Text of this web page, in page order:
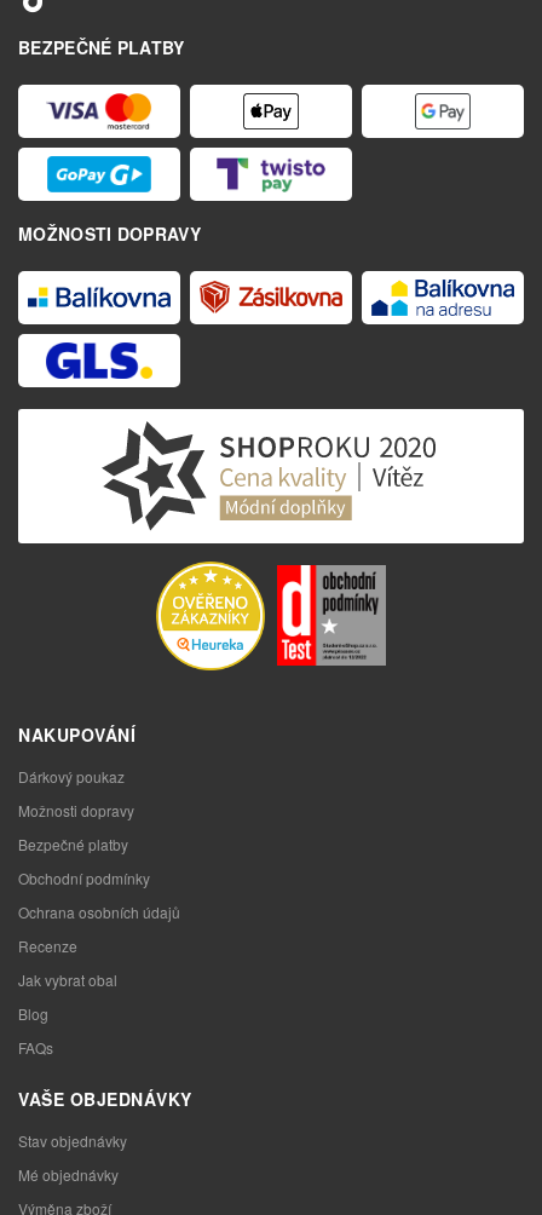
BEZPEČNÉ PLATBY
MOŽNOSTI DOPRAVY
NAKUPOVÁNÍ
Dárkový poukaz
Možnosti dopravy
Bezpečné platby
Obchodní podmínky
Ochrana osobních údajů
Recenze
Jak vybrat obal
Blog
FAQs
VAŠE OBJEDNÁVKY
Stav objednávky
Mé objednávky
Výměna zboží